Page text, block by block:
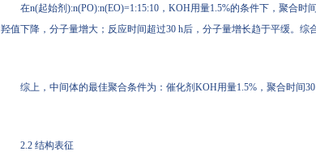
在n(起始剂):n(PO):n(EO)=1:15:10，KOH用量1.5%的条件下，聚合
羟值下降，分子量增大；反应时间超过30 h后，分子量增长趋于平缓。综
综上，中间体的最佳聚合条件为：催化剂KOH用量1.5%，聚合时间
2.2 结构表征